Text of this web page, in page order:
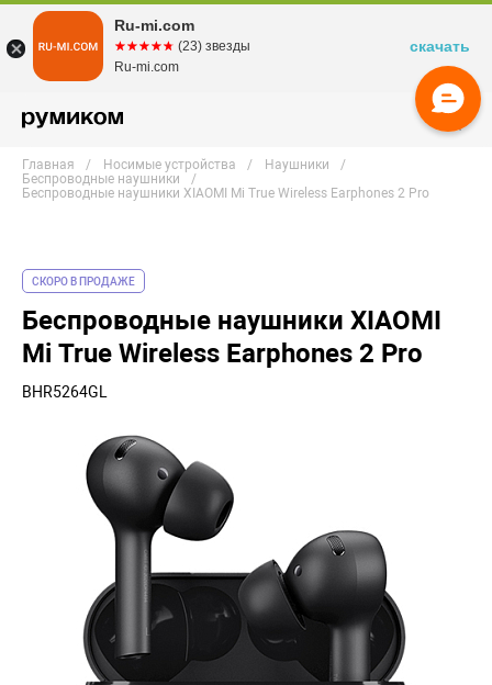
Главная Носимые устройства
Наушники
Беспроводные наушники
Беспроводные наушники XIAOMI Mi True Wireless Earphones 2 Pro
СКОРО В ПРОДАЖЕ
Беспроводные наушники XIAOMI
Mi True Wireless Earphones 2 Pro
BHR5264GL
Ru-mi.com
☆☆☆☆☆
★★★★★ (23) звезды
Ru-mi.com
скачать